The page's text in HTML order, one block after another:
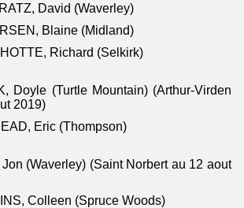
David (Waverley)
Blaine (Midland)
Richard (Selkirk)
Doyle (Turtle Mountain) (Arthur-Virden
2019)
Eric (Thompson)
(Waverley) (Saint Norbert au 12 aout
Colleen (Spruce Woods)